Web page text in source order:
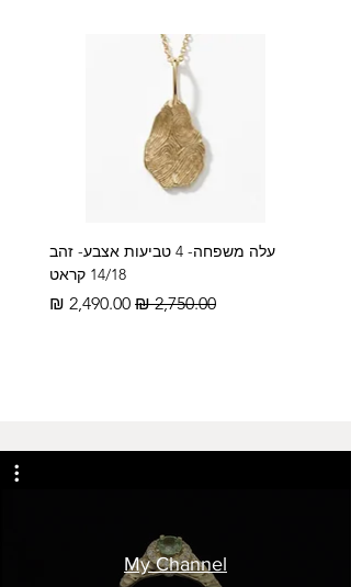
עלה משפחה- 4 טביעות אצבע- זהב
14/18 קראט
מחיר רגיל מחיר מבצע
My Channel